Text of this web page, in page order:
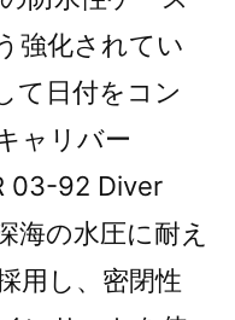
強化されてい
て日付をコン
ャリバー
03-92 Diver
海の水圧に耐え
用し、密閉性